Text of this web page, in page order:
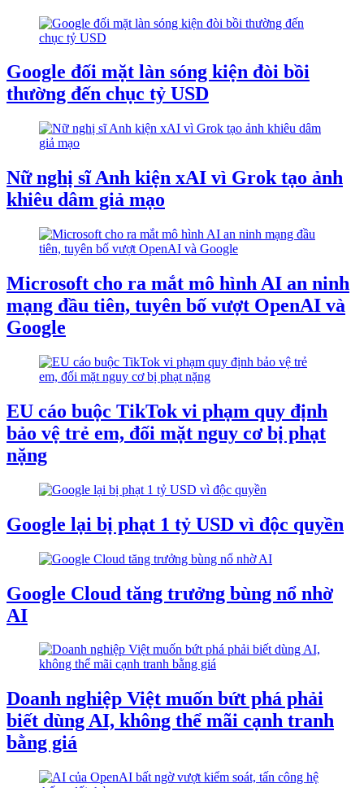
Google đối mặt làn sóng kiện đòi bồi
thường đến chục tỷ USD
Nữ nghị sĩ Anh kiện xAI vì Grok tạo ảnh
khiêu dâm giả mạo
Microsoft cho ra mắt mô hình AI an ninh
mạng đầu tiên, tuyên bố vượt OpenAI và
Google
EU cáo buộc TikTok vi phạm quy định
bảo vệ trẻ em, đối mặt nguy cơ bị phạt
nặng
Google lại bị phạt 1 tỷ USD vì độc quyền
Google Cloud tăng trưởng bùng nổ nhờ
AI
Doanh nghiệp Việt muốn bứt phá phải
biết dùng AI, không thể mãi cạnh tranh
bằng giá